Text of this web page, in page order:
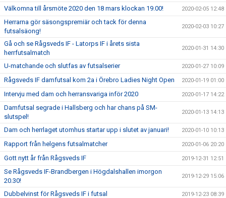
Välkomna till årsmöte 2020 den 18 mars klockan 19.00! 2020-02-05 12:48
Herrarna gör säsongspremiär och tack för denna
futsalsäong!
2020-02-03 10:27
Gå och se Rågsveds IF - Latorps IF i årets sista
herrfutsalmatch
2020-01-31 14:30
U-matchande och slutfas av futsalserier 2020-01-27 10:09
Rågsveds IF damfutsal kom 2a i Örebro Ladies Night Open 2020-01-19 01:00
Intervju med dam och herransvariga inför 2020 2020-01-17 14:22
Damfutsal segrade i Hallsberg och har chans på SM-
slutspel!
2020-01-13 14:13
Dam och herrlaget utomhus startar upp i slutet av januari! 2020-01-10 10:13
Rapport från helgens futsalmatcher 2020-01-06 20:20
Gott nytt år från Rågsveds IF 2019-12-31 12:51
Se Rågsveds IF-Brandbergen i Högdalshallen imorgon
20.30!
2019-12-29 15:06
Dubbelvinst för Rågsveds IF i futsal 2019-12-23 08:39